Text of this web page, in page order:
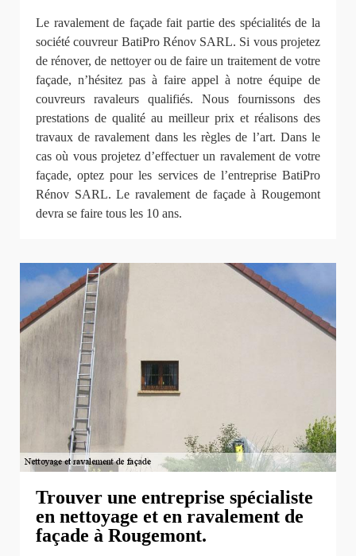
Le ravalement de façade fait partie des spécialités de la
société couvreur BatiPro Rénov SARL. Si vous projetez
de rénover, de nettoyer ou de faire un traitement de votre
façade, n’hésitez pas à faire appel à notre équipe de
couvreurs ravaleurs qualifiés. Nous fournissons des
prestations de qualité au meilleur prix et réalisons des
travaux de ravalement dans les règles de l’art. Dans le
cas où vous projetez d’effectuer un ravalement de votre
façade, optez pour les services de l’entreprise BatiPro
Rénov SARL. Le ravalement de façade à Rougemont
devra se faire tous les 10 ans.
Trouver une entreprise spécialiste
en nettoyage et en ravalement de
façade à Rougemont.